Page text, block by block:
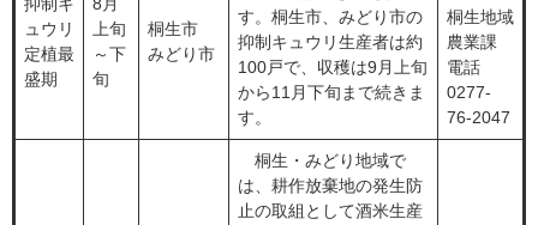
ュウリ
定植最
盛期
上旬
～下
旬
桐生市
みどり市
す。桐生市、みどり市の
抑制キュウリ生産者は約
100戸で、収穫は9月上旬
から11月下旬まで続きま
す。
桐生地域
農業課
電話
0277-
76-2047
桐生・みどり地域で
は、耕作放棄地の発生防
止の取組として酒米生産